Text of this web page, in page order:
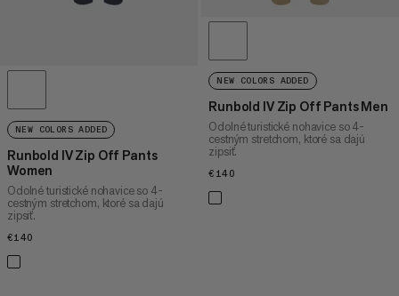
NEW COLORS ADDED
Runbold IV Zip Off Pants
Women
Odolné turistické nohavice so 4-
cestným stretchom, ktoré sa dajú
zipsiť.
€140
NEW COLORS ADDED
Runbold IV Zip Off Pants Men
Odolné turistické nohavice so 4-
cestným stretchom, ktoré sa dajú
zipsiť.
€140